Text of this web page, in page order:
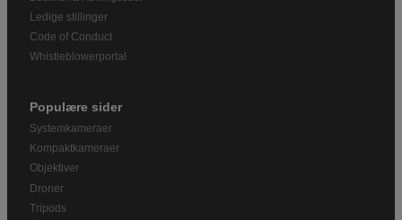
Ledige stillinger
Code of Conduct
Whistleblowerportal
Populære sider
Systemkameraer
Kompaktkameraer
Objektiver
Droner
Tripods